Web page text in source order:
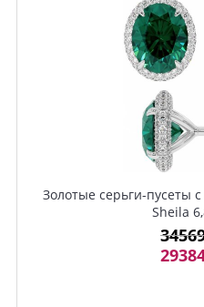
Золотые серьги-пусеты
Sheila